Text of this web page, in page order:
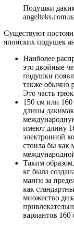
Подушки
Существуют
японских подушек
Наиболее
это двойные
подушки
также обычно
Это часть
150 см или
длины
имеют длину
электронной
стоила бы как
Таким
кг была
манги за
как
множество
вариантов 160